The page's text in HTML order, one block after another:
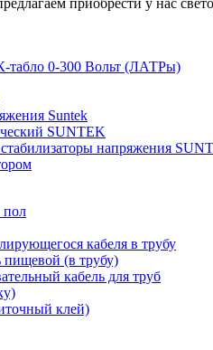
табло 0-300 Вольт (ЛАТРы)
Suntek
SUNTEK
напряжения
пол
кабеля в трубу
(в трубу)
кабель для труб
клей)